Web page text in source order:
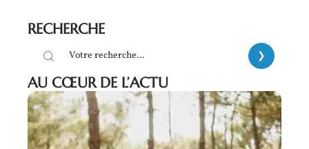
RECHERCHE
AU CŒUR DE L’ACTU